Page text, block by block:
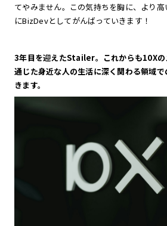
てやみません。この気持ちを胸に、より
にBizDevとしてがんばっていきます！
3年目を迎えたStailer。これからも10X
通じた身近な人の生活に深く関わる領域
きます。